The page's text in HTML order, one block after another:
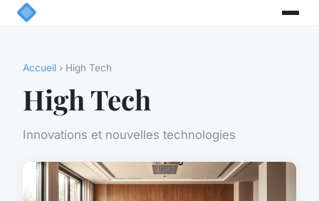
Accueil › High Tech
High Tech
Innovations et nouvelles technologies